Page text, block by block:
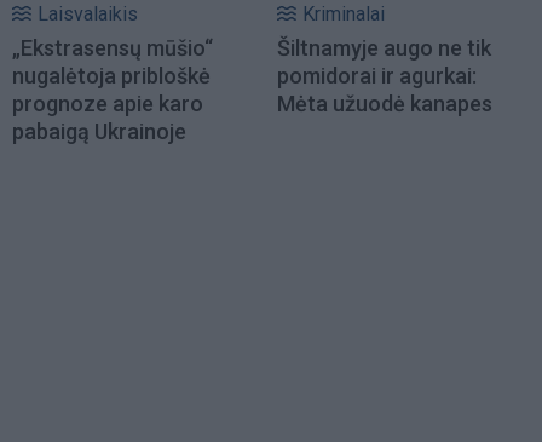
Laisvalaikis
„Ekstrasensų mūšio“
nugalėtoja pribloškė
prognoze apie karo
pabaigą Ukrainoje
Kriminalai
Šiltnamyje augo ne tik
pomidorai ir agurkai:
Mėta užuodė kanapes